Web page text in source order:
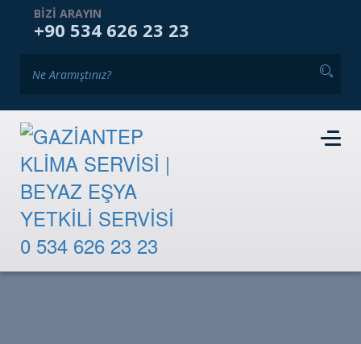
ANASAYFA
RANDEVU TALEBI
BIZI ARAYIN
+90 534 626 23 23